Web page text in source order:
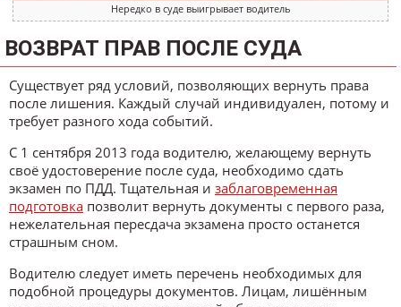
Нередко в суде выигрывает водитель
ВОЗВРАТ ПРАВ ПОСЛЕ СУДА
Существует ряд условий, позволяющих вернуть права
после лишения. Каждый случай индивидуален, потому и
требует разного хода событий.
С 1 сентября 2013 года водителю, желающему вернуть
своё удостоверение после суда, необходимо сдать
экзамен по ПДД. Тщательная и заблаговременная
подготовка позволит вернуть документы с первого раза,
нежелательная пересдача экзамена просто останется
страшным сном.
Водителю следует иметь перечень необходимых для
подобной процедуры документов. Лицам, лишённым